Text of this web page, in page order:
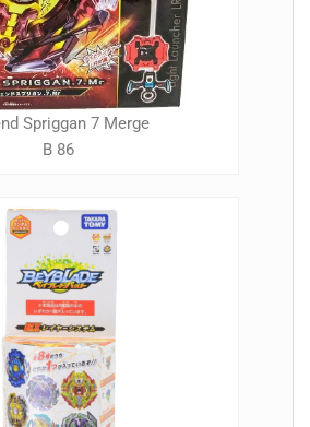
Spriggan 7 Merge
B 86